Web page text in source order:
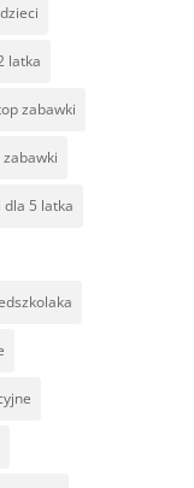
latka
zabawki
dla 5 latka